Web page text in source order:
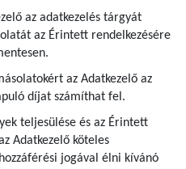
az adatkezelés tárgyát
az Érintett rendelkezésére
az Adatkezelő az
díjat számíthat fel.
teljesülése és az Érintett
Adatkezelő köteles
jogával élni kívánó